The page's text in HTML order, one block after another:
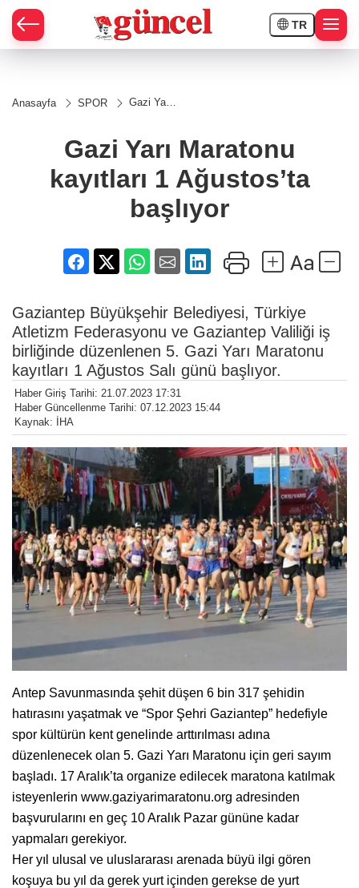
TR
Anasayfa SPOR
Gazi Yarı
Ağustos’ta
başlıyor
Gazi Yarı Maratonu
kayıtları 1 Ağustos’ta
başlıyor
Gaziantep Büyükşehir Belediyesi, Türkiye
Atletizm Federasyonu ve Gaziantep Valiliği iş
birliğinde düzenlenen 5. Gazi Yarı Maratonu
kayıtları 1 Ağustos Salı günü başlıyor.
Haber Giriş Tarihi: 21.07.2023 17:31
Haber Güncellenme Tarihi: 07.12.2023 15:44
Kaynak: İHA
Antep Savunmasında şehit düşen 6 bin 317 şehidin
hatırasını yaşatmak ve “Spor Şehri Gaziantep” hedefiyle
spor kültürün kent genelinde arttırılması adına
düzenlenecek olan 5. Gazi Yarı Maratonu için geri sayım
başladı. 17 Aralık’ta organize edilecek maratona katılmak
isteyenlerin www.gaziyarimaratonu.org adresinden
başvurularını en geç 10 Aralık Pazar gününe kadar
yapmaları gerekiyor.
Her yıl ulusal ve uluslararası arenada büyü ilgi gören
koşuya bu yıl da gerek yurt içinden gerekse de yurt